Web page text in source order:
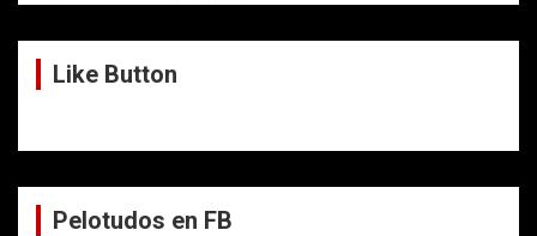
Like Button
Pelotudos en FB